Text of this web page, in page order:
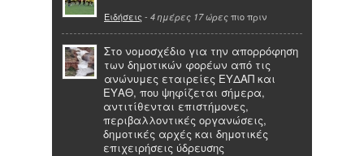
Ειδήσεις - 4 ημέρες 17 ώρες πιο πριν
Στο νομοσχέδιο για την απορρόφηση
των δημοτικών φορέων από τις
ανώνυμες εταιρείες ΕΥΔΑΠ και
ΕΥΑΘ, που ψηφίζεται σήμερα,
αντιτίθενται επιστήμονες,
περιβαλλοντικές οργανώσεις,
δημοτικές αρχές και δημοτικές
επιχειρήσεις ύδρευσης